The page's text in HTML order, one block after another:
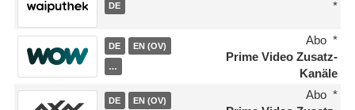
DE
DE EN (OV)
…
Abo
Prime Video Zusatz-
Kanäle
DE EN (OV)
Abo